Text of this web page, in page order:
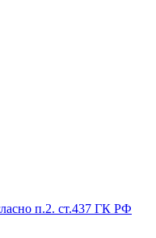
п.2. ст.437 ГК РФ